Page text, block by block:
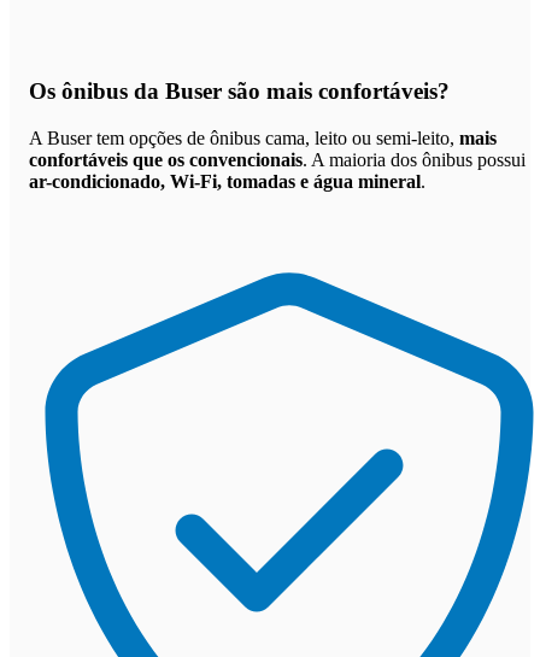
Os ônibus da Buser são mais confortáveis?
A Buser tem opções de ônibus cama, leito ou semi-leito, mais
confortáveis que os convencionais. A maioria dos ônibus possui
ar-condicionado, Wi-Fi, tomadas e água mineral.